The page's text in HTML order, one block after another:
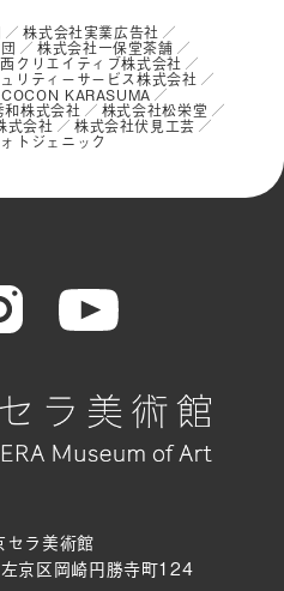
株式会社実業広告社
株式会社一保堂茶舗
クリエイティブ株式会社
リティーサービス株式会社
COCON KARASUMA
和株式会社 株式会社松栄堂
式会社 株式会社伏見工芸
トジェニック
セラ美術館
京区岡崎円勝寺町124